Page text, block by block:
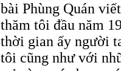
bài Phùng Quán
thăm tôi đầu năm
thời gian ấy người
tôi cũng như với